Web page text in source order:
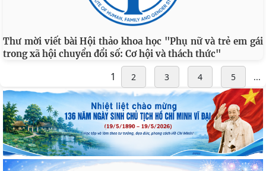
Thư mời viết bài Hội thảo khoa học "Phụ nữ và trẻ em gái
trong xã hội chuyển đổi số: Cơ hội và thách thức"
1 2 3 4 5 ...